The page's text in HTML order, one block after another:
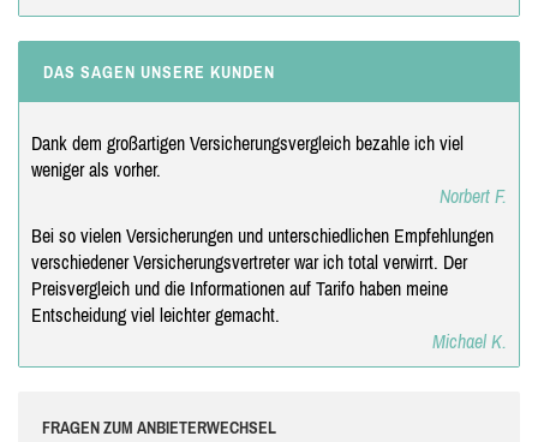
DAS SAGEN UNSERE KUNDEN
Dank dem großartigen Versicherungsvergleich bezahle ich viel
weniger als vorher.
Norbert F.
Bei so vielen Versicherungen und unterschiedlichen Empfehlungen
verschiedener Versicherungsvertreter war ich total verwirrt. Der
Preisvergleich und die Informationen auf Tarifo haben meine
Entscheidung viel leichter gemacht.
Michael K.
FRAGEN ZUM ANBIETERWECHSEL